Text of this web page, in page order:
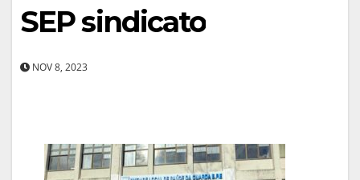
SEP sindicato
NOV 8, 2023